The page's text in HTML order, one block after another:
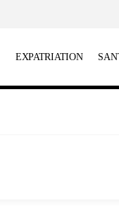
EXPATRIATION